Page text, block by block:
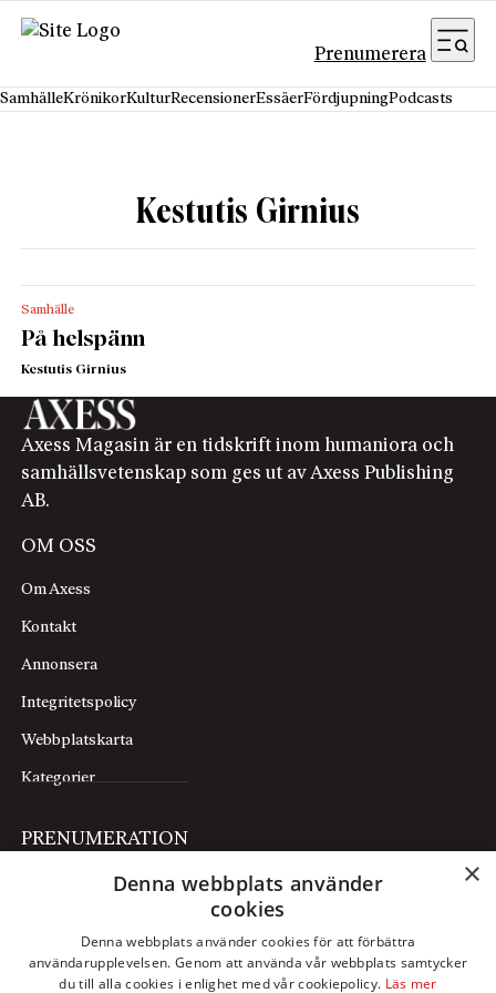
Hoppa till innehåll
Prenumerera
SamhälleKrönikorKulturRecensionerEssäerFördjupningPodcasts
Kestutis Girnius
Samhälle
På helspänn
Kestutis Girnius
Axess Magasin är en tidskrift inom humaniora och
samhällsvetenskap som ges ut av Axess Publishing
AB.
OM OSS
Om Axess
Kontakt
Annonsera
Integritetspolicy
Webbplatskarta
Kategorier
PRENUMERATION
FÖLJ OSS
×
Denna webbplats använder
cookies
Denna webbplats använder cookies för att förbättra
användarupplevelsen. Genom att använda vår webbplats samtycker
du till alla cookies i enlighet med vår cookiepolicy. Läs mer